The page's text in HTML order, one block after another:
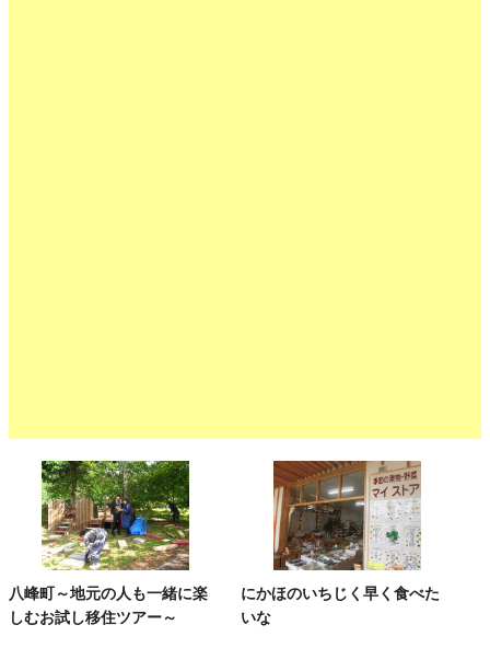
八峰町～地元の人も一緒に楽
しむお試し移住ツアー～
にかほのいちじく早く食べた
いな